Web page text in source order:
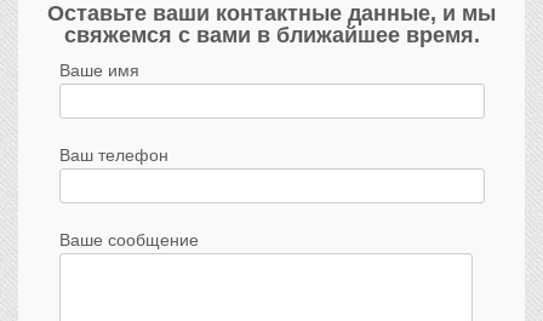
Оставьте ваши контактные данные, и мы
свяжемся с вами в ближайшее время.
Ваше имя
Ваш телефон
Ваше сообщение